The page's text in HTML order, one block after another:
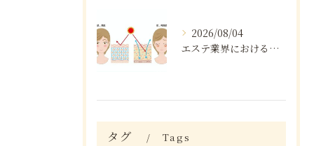
2026/08/04
エステ業界における口コミの効果分析
タグ Tags